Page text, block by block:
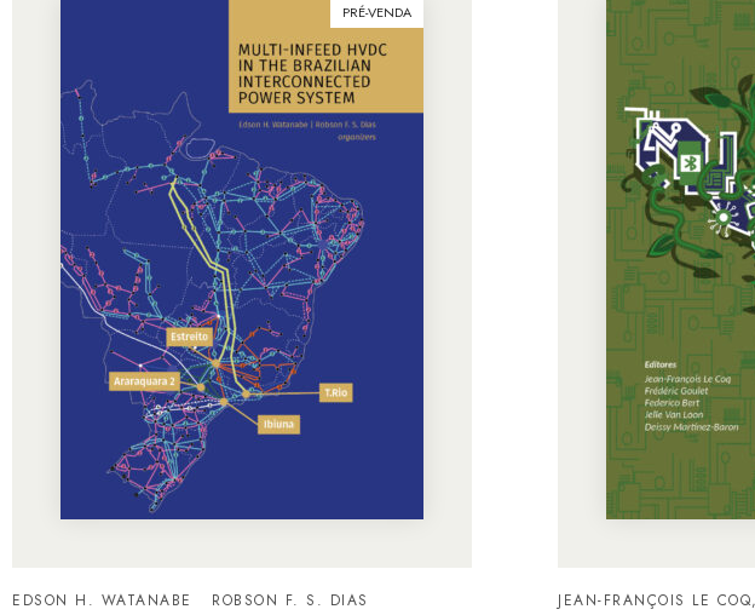
PRÉ-VENDA
EDSON H. WATANABE ROBSON F. S. DIAS
JEAN-FRANÇOIS LE